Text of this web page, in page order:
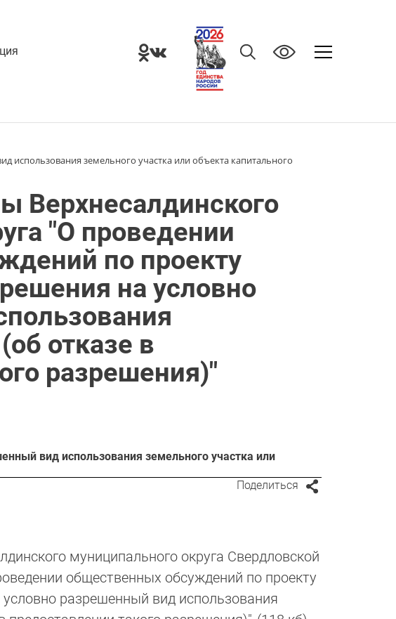
использования земельного участка или объекта капитального
Верхнесалдинского
"О проведении
по проекту
на условно
отказе в
разрешения)"
вид использования земельного участка или
Поделиться
муниципального округа Свердловской
общественных обсуждений по проекту
разрешенный вид использования